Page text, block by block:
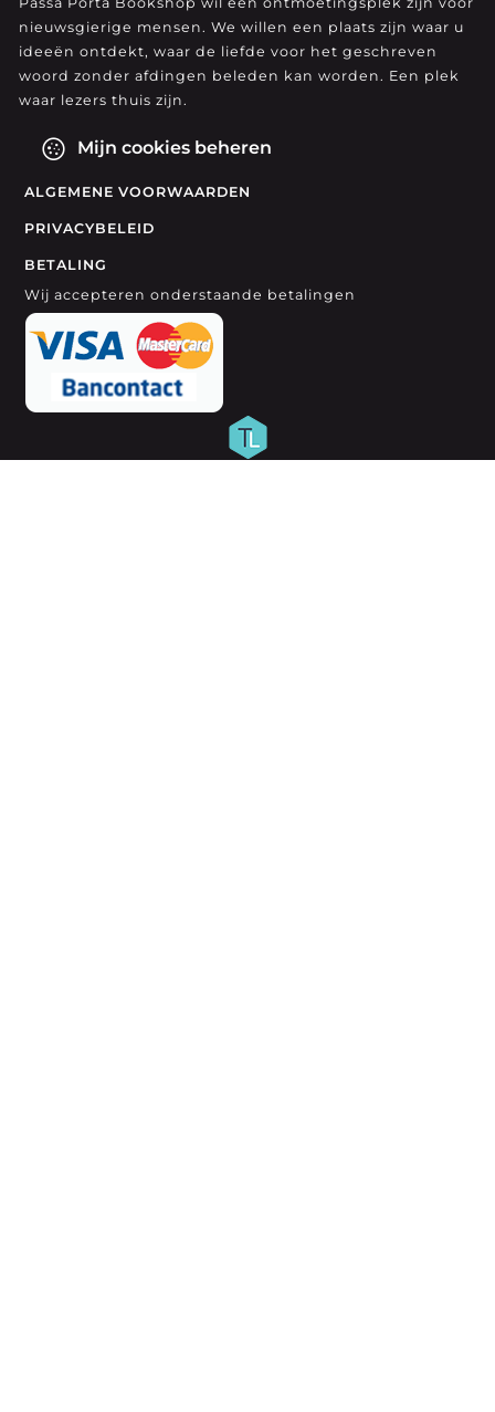
nieuwsgierige mensen. We willen een plaats zijn waar u
ideeën ontdekt, waar de liefde voor het geschreven
woord zonder afdingen beleden kan worden. Een plek
waar lezers thuis zijn.
Mijn cookies beheren
ALGEMENE VOORWAARDEN
PRIVACYBELEID
BETALING
Wij accepteren onderstaande betalingen